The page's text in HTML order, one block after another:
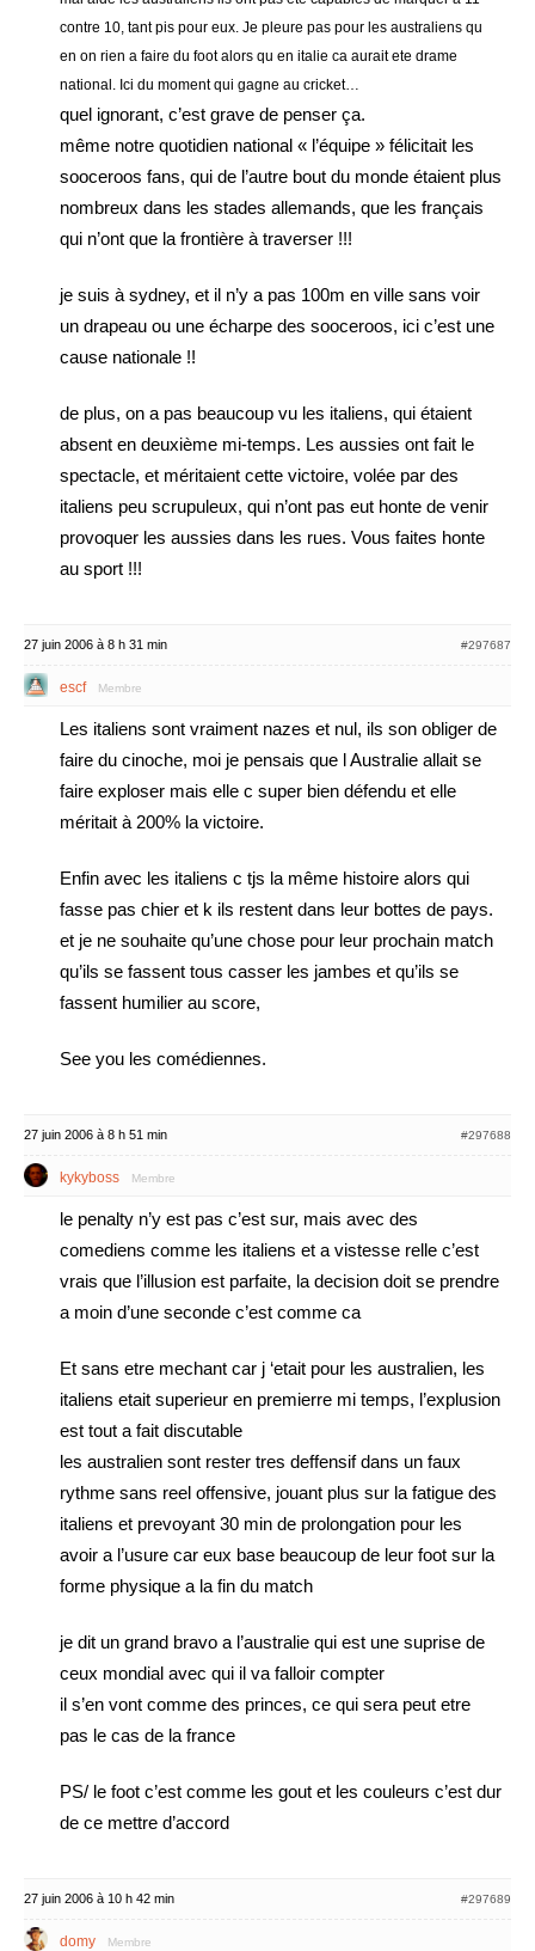
contre 10, tant pis pour eux. Je pleure pas pour les australiens qu
en on rien a faire du foot alors qu en italie ca aurait ete drame
national. Ici du moment qui gagne au cricket…
quel ignorant, c’est grave de penser ça.
même notre quotidien national « l’équipe » félicitait les
sooceroos fans, qui de l’autre bout du monde étaient plus
nombreux dans les stades allemands, que les français
qui n’ont que la frontière à traverser !!!
je suis à sydney, et il n’y a pas 100m en ville sans voir
un drapeau ou une écharpe des sooceroos, ici c’est une
cause nationale !!
de plus, on a pas beaucoup vu les italiens, qui étaient
absent en deuxième mi-temps. Les aussies ont fait le
spectacle, et méritaient cette victoire, volée par des
italiens peu scrupuleux, qui n’ont pas eut honte de venir
provoquer les aussies dans les rues. Vous faites honte
au sport !!!
27 juin 2006 à 8 h 31 min #297687
escf Membre
Les italiens sont vraiment nazes et nul, ils son obliger de
faire du cinoche, moi je pensais que l Australie allait se
faire exploser mais elle c super bien défendu et elle
méritait à 200% la victoire.
Enfin avec les italiens c tjs la même histoire alors qui
fasse pas chier et k ils restent dans leur bottes de pays.
et je ne souhaite qu’une chose pour leur prochain match
qu’ils se fassent tous casser les jambes et qu’ils se
fassent humilier au score,
See you les comédiennes.
27 juin 2006 à 8 h 51 min #297688
kykyboss Membre
le penalty n’y est pas c’est sur, mais avec des
comediens comme les italiens et a vistesse relle c’est
vrais que l’illusion est parfaite, la decision doit se prendre
a moin d’une seconde c’est comme ca
Et sans etre mechant car j ‘etait pour les australien, les
italiens etait superieur en premierre mi temps, l’explusion
est tout a fait discutable
les australien sont rester tres deffensif dans un faux
rythme sans reel offensive, jouant plus sur la fatigue des
italiens et prevoyant 30 min de prolongation pour les
avoir a l’usure car eux base beaucoup de leur foot sur la
forme physique a la fin du match
je dit un grand bravo a l’australie qui est une suprise de
ceux mondial avec qui il va falloir compter
il s’en vont comme des princes, ce qui sera peut etre
pas le cas de la france
PS/ le foot c’est comme les gout et les couleurs c’est dur
de ce mettre d’accord
27 juin 2006 à 10 h 42 min #297689
domy Membre